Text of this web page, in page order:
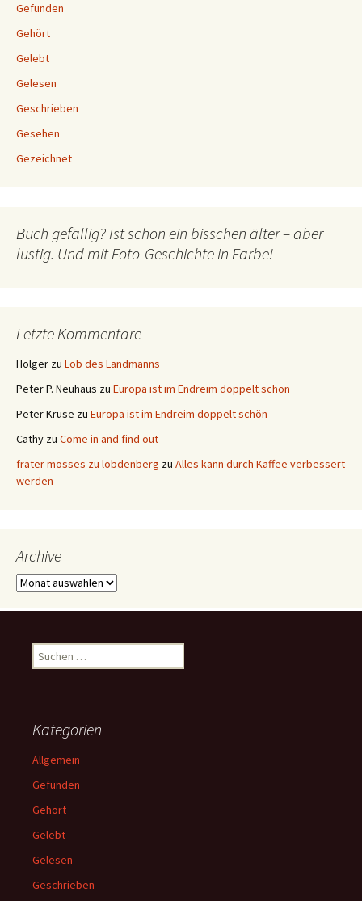
Gefunden
Gehört
Gelebt
Gelesen
Geschrieben
Gesehen
Gezeichnet
Buch gefällig? Ist schon ein bisschen älter – aber
lustig. Und mit Foto-Geschichte in Farbe!
Letzte Kommentare
Holger zu Lob des Landmanns
Peter P. Neuhaus zu Europa ist im Endreim doppelt schön
Peter Kruse zu Europa ist im Endreim doppelt schön
Cathy zu Come in and find out
frater mosses zu lobdenberg zu Alles kann durch Kaffee verbessert
werden
Archive
Archive
Suchen
nach:
Kategorien
Allgemein
Gefunden
Gehört
Gelebt
Gelesen
Geschrieben